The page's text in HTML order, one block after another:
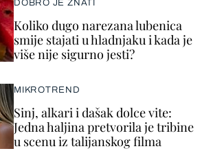
DOBRO JE ZNATI
Koliko dugo narezana lubenica
smije stajati u hladnjaku i kada je
više nije sigurno jesti?
MIKROTREND
Sinj, alkari i dašak dolce vite:
Jedna haljina pretvorila je tribine
u scenu iz talijanskog filma